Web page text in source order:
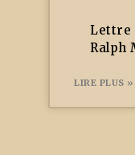
Lettre
Ralph
LIRE PLUS »